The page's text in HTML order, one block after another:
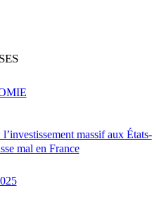
l’investissement massif aux États-
mal en France